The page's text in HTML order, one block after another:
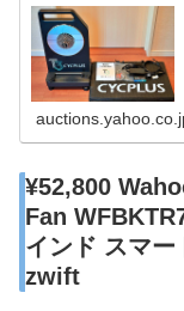
¥52,800
Fan
インド スマ
zwift